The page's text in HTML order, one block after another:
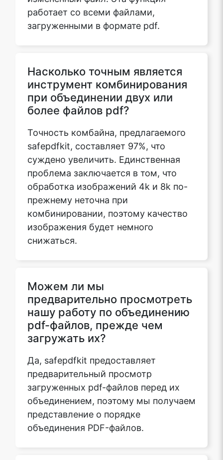
работает со всеми файлами,
загруженными в формате pdf.
Насколько точным является
инструмент комбинирования
при объединении двух или
более файлов pdf?
Точность комбайна, предлагаемого
safepdfkit, составляет 97%, что
суждено увеличить. Единственная
проблема заключается в том, что
обработка изображений 4k и 8k по-
прежнему неточна при
комбинировании, поэтому качество
изображения будет немного
снижаться.
Можем ли мы
предварительно просмотреть
нашу работу по объединению
pdf-файлов, прежде чем
загружать их?
Да, safepdfkit предоставляет
предварительный просмотр
загруженных pdf-файлов перед их
объединением, поэтому мы получаем
представление о порядке
объединения PDF-файлов.